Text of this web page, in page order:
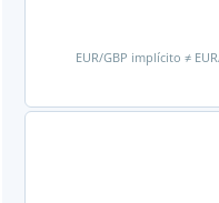
EUR/GBP implícito ≠